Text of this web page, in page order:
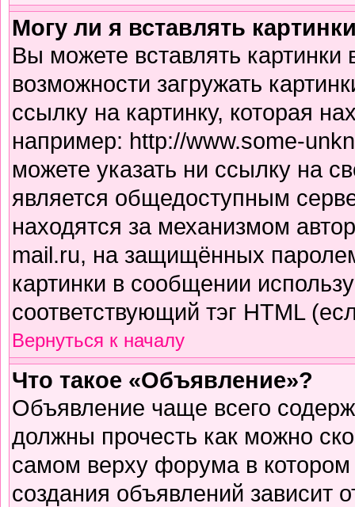
Могу ли я вставлять
Вы можете вставлять
возможности загружать
ссылку на картинку, которая
например: http://www.some-
можете указать ни ссылку на
является общедоступным
находятся за механизмом
mail.ru, на защищённых
картинки в сообщении
соответствующий тэг HTML
Вернуться к началу
Что такое «Объявление»?
Объявление чаще всего
должны прочесть как можно
самом верху форума в
создания объявлений зависит